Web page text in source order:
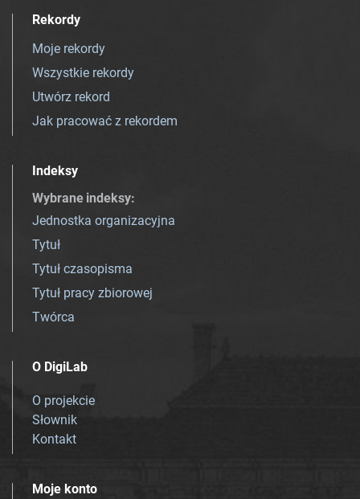
Rekordy
Moje rekordy
Wszystkie rekordy
Utwórz rekord
Jak pracować z rekordem
Indeksy
Wybrane indeksy:
Jednostka organizacyjna
Tytuł
Tytuł czasopisma
Tytuł pracy zbiorowej
Twórca
O DigiLab
O projekcie
Słownik
Kontakt
Moje konto